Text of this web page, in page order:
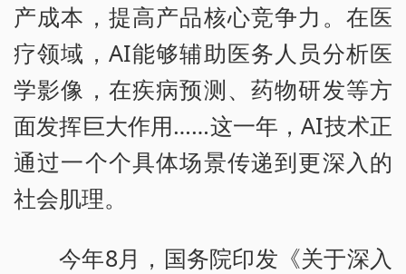
产成本，提高产品核心竞争力。在医
疗领域，AI能够辅助医务人员分析医
学影像，在疾病预测、药物研发等方
面发挥巨大作用……这一年，AI技术正
通过一个个具体场景传递到更深入的
社会肌理。
今年8月，国务院印发《关于深入